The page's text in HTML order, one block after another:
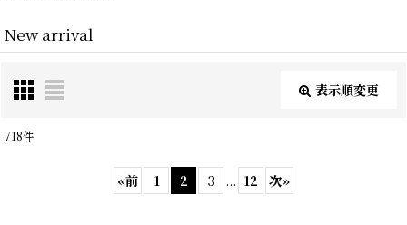
New arrival
表示順変更
閉じる
718件
«前 1 2 3 ... 12 次»